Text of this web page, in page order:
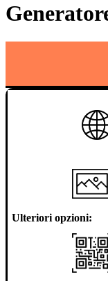
Ulteriori opzioni: